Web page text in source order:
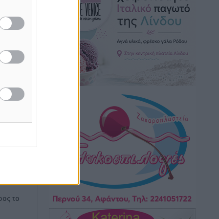
της
το
Ασφαλείς προορισμοί η Ρόδος και η
Κως στη διεθνή τουριστική αγορά
Τοπικές Ειδήσεις πριν 39 λεπτά
Δεν πέφτει καρφίτσα στα πανηγύρια!
Προσωρινά κρατούμενος παραμένει ο
44χρονος οδηγός του BMW μετά τη
συμπληρωματική απολογία του
ενώπιον του Ανακριτή
Ρεπορτάζ• πριν 41 λεπτά
Στο Μονομελές Πρωτοδικείο Ρόδου
γυναίκας που βρέθηκε παντρεμένη με 2
άνδρες χωρίς να το γνωρίζει